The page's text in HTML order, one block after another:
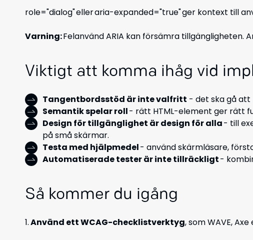
role="dialog"elleraria-expanded="true"ger kontext till
Varning:Felanvänd ARIA kan försämra tillgängligheten.
Viktigt att komma ihåg vid
Tangentbordsstöd är inte valfritt - det ska gå att
Semantik spelar roll- rätt HTML-element ger rätt
Design för tillgänglighet är design för alla- till
på små skärmar.
Testa med hjälpmedel- använd skärmläsare,
Automatiserade tester är inte tillräckligt-
Så kommer du igång
1.Använd ett WCAG-checklistverktyg, som WAVE,